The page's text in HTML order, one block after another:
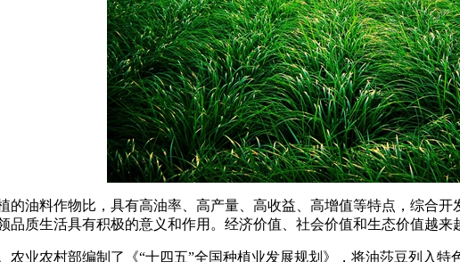
的油料作物比，具有高油率、高产量、高收益、高增值等特点，综合
品质生活具有积极的意义和作用。经济价值、社会价值和生态价值越来
农村部编制了《“十四五”全国种植业发展规划》，将油莎豆列入特